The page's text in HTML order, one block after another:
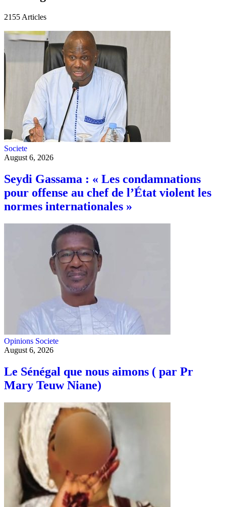
2155 Articles
Societe
August 6, 2026
Seydi Gassama : « Les condamnations
pour offense au chef de l’État violent les
normes internationales »
Opinions Societe
August 6, 2026
Le Sénégal que nous aimons ( par Pr
Mary Teuw Niane)